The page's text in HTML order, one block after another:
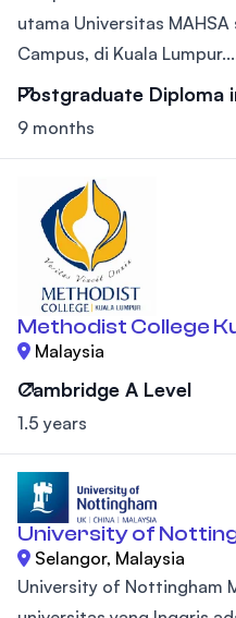
utama Universitas
Campus, di Kuala
Postgraduate Diploma
9 months
Methodist College
Malaysia
Cambridge A Level
1.5 years
University of
Selangor, Malaysia
University of Nottingham